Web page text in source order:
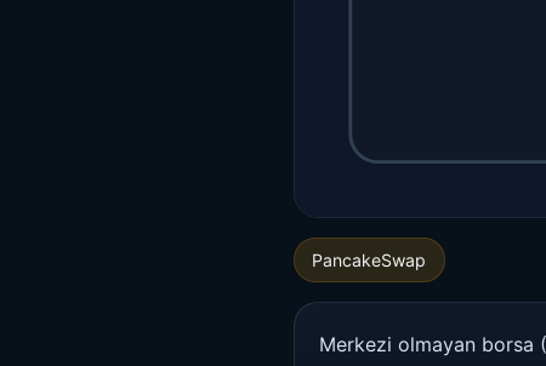
PancakeSwap
Merkezi olmayan borsa